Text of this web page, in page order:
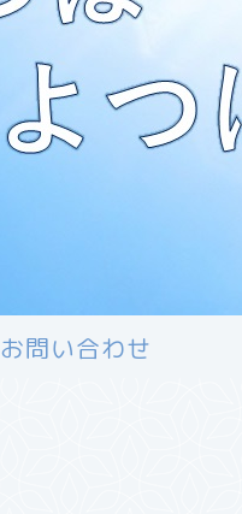
お問い合わせ